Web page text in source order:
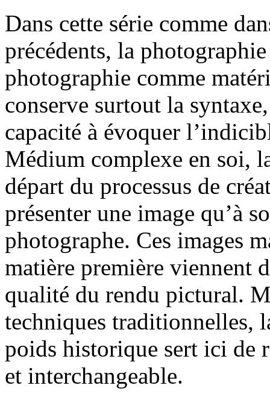
Dans cette série comme
précédents, la
photographie comme
conserve surtout la
capacité à évoquer
Médium complexe en soi,
départ du processus de
présenter une image qu’à
photographe. Ces images
matière première viennent
qualité du rendu pictural.
techniques traditionnelles,
poids historique sert ici de
et interchangeable.